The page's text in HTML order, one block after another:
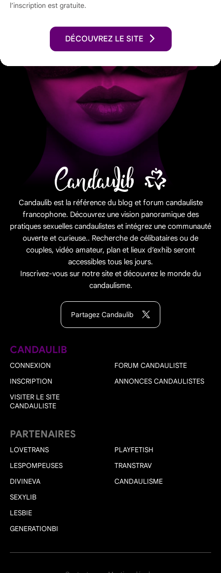
l’inscription est gratuite.
DÉCOUVREZ LE SITE
Candaulib est la référence du blog et forum candauliste
francophone. Découvrez une vision panoramique des
pratiques sexuelles candaulistes et intégrez une communauté
ouverte et curieuse.. Recherche de célibataires ou de
couples, vidéo amateur, plan et lieux d’exhib seront
accessibles tous les jours.
Inscrivez-vous sur notre site et découvrez le monde du
candaulisme.
Partagez Candaulib
CANDAULIB
CONNEXION
INSCRIPTION
VISITER LE SITE
CANDAULISTE
FORUM CANDAULISTE
ANNONCES CANDAULISTES
PARTENAIRES
LOVETRANS
LESPOMPEUSES
DIVINEVA
SEXYLIB
LESBIE
GENERATIONBI
PLAYFETISH
TRANSTRAV
CANDAULISME